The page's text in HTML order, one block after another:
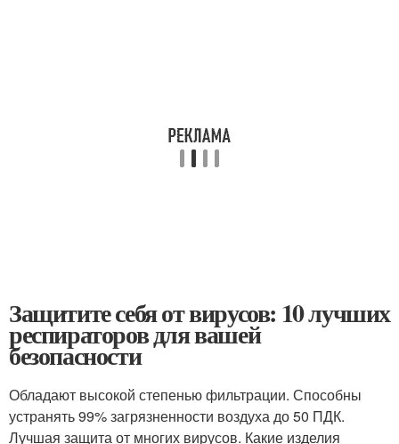
Защитите себя от вирусов: 10 лучших
респираторов для вашей
безопасности
Обладают высокой степенью фильтрации. Способны
устранять 99% загрязненности воздуха до 50 ПДК.
Лучшая защита от многих вирусов. Какие изделия